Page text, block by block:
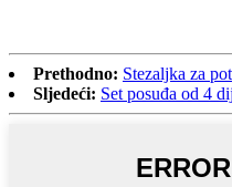
Prethodno: Stezaljka za
Sljedeći: Set posuđa od 4